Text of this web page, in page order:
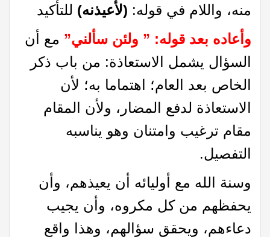
منه، واللام في قوله: (لأعيذنه) للتأكيد
وأعاده بعد قوله: ” ولئن سألني” مع أن
السؤال يشمل الاستعاذة: من باب ذكر
الخاص بعد العام؛ اهتماما به؛ لأن
الاستعاذة لدفع المضار، ولأن المقام
مقام ترغيب وامتنان وهو يناسبه
التفصيل.
وسنة الله مع أوليائه أن يعيذهم، وأن
يحفظهم من كل مكروه، وأن يجيب
دعاءهم، ويحقق سؤالهم، وهذا واقع